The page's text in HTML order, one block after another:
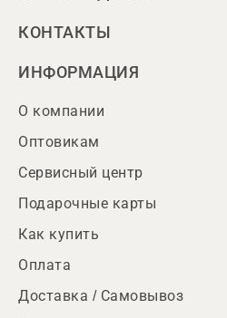
КОНТАКТЫ
ИНФОРМАЦИЯ
О компании
Оптовикам
Сервисный центр
Подарочные карты
Как купить
Оплата
Доставка / Самовывоз